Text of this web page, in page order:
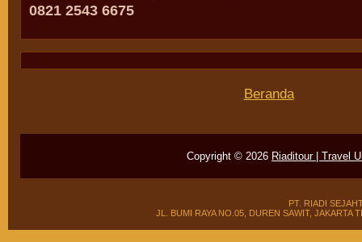
0821 2543 6675
Beranda
Copyright © 2026 Riaditour | Travel
PT. RIADI
JL. BUMI RAYA NO.05, DUREN SAWIT, JAKARTA